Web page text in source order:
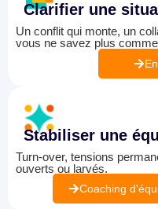
Clarifier une
Un conflit qui monte, un
vous ne savez plus
Stabiliser une
Turn-over, tensions
ouverts ou larvés.
Coaching